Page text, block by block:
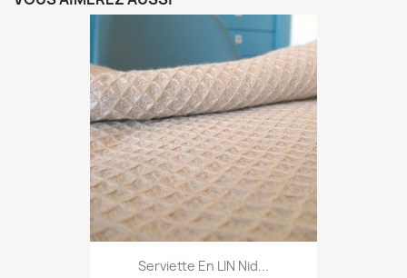
Serviette En LIN Nid...